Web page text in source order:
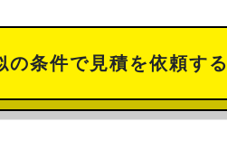
の条件で見積を依頼する